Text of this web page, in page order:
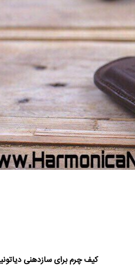
کیف چرم برای سازدهنی